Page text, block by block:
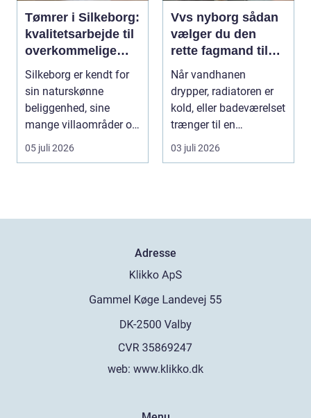
Tømrer i Silkeborg:
kvalitetsarbejde til
overkommelige
priser
Silkeborg er kendt for
sin naturskønne
beliggenhed, sine
mange villaområder og
en bland...
05 juli 2026
Vvs nyborg sådan
vælger du den
rette fagmand til
opgaven
Når vandhanen
drypper, radiatoren er
kold, eller badeværelset
trænger til en
gennemgribende
renoveri...
03 juli 2026
Adresse
web: www.klikko.dk